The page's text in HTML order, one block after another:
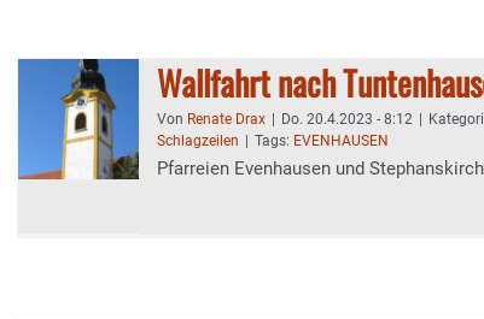
Wallfahrt nach
Von Renate Drax Do. 20.4.2023 - 8:12
Schlagzeilen
Tags: EVENHAUSEN
Pfarreien Evenhausen und